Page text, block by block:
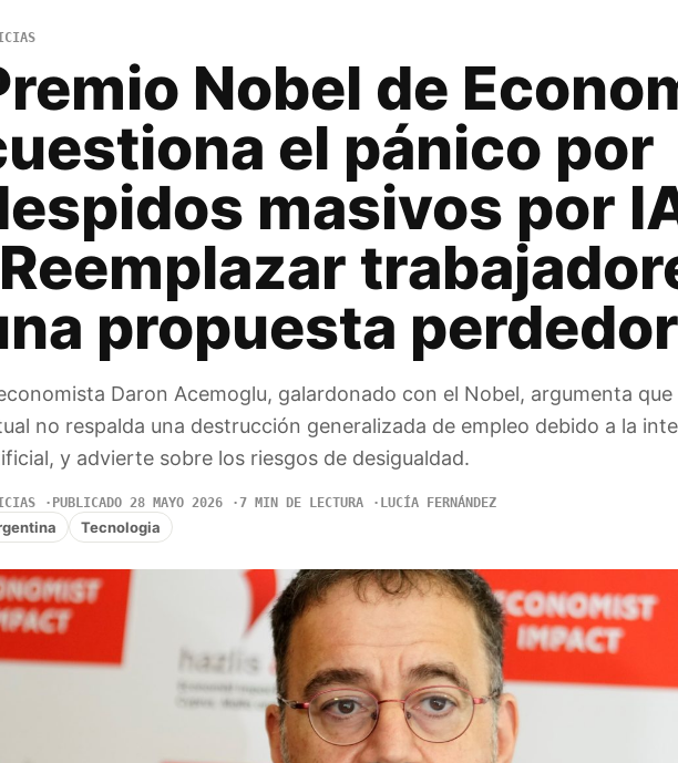
Nobel de
el pánico por
masivos por
propuesta
Daron Acemoglu, galardonado con el Nobel, argumenta que
no respalda una destrucción generalizada de empleo debido a la
y advierte sobre los riesgos de desigualdad.
PUBLICADO 28 MAYO 2026 7 MIN DE LECTURA LUCÍA FERNÁNDEZ
Tecnologia